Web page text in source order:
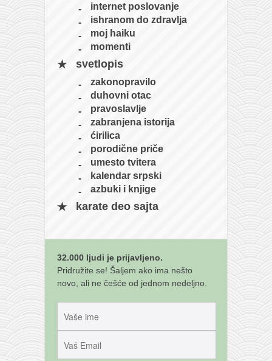
internet poslovanje
ishranom do zdravlja
moj haiku
momenti
svetlopis
zakonopravilo
duhovni otac
pravoslavlje
zabranjena istorija
ćirilica
porodične priče
umesto tvitera
kalendar srpski
azbuki i knjige
karate deo sajta
32.000 ljudi je prijavljeno.
Pridružite se! Šaljem ako ima nešto
novo, ali ne češće od jednom nedeljno.